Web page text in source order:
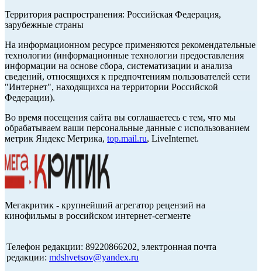
Территория распространения: Российская Федерация,
зарубежные страны
На информационном ресурсе применяются рекомендательные
технологии (информационные технологии предоставления
информации на основе сбора, систематизации и анализа
сведений, относящихся к предпочтениям пользователей сети
"Интернет", находящихся на территории Российской
Федерации).
Во время посещения сайта вы соглашаетесь с тем, что мы
обрабатываем ваши персональные данные с использованием
метрик Яндекс Метрика, top.mail.ru, LiveInternet.
Мегакритик - крупнейший агрегатор рецензий на
кинофильмы в российском интернет-сегменте
Телефон редакции: 89220866202, электронная почта
редакции: mdshvetsov@yandex.ru